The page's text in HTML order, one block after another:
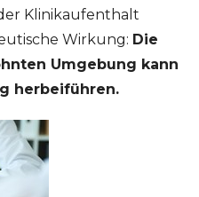
Klinikaufenthalt
Wirkung: Die
Umgebung kann
herbeiführen.